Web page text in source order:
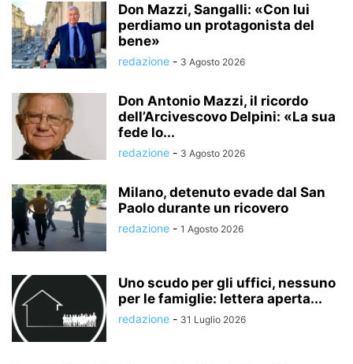
Don Mazzi, Sangalli: «Con lui
perdiamo un protagonista del
bene»
redazione - 3 Agosto 2026
Don Antonio Mazzi, il ricordo
dell’Arcivescovo Delpini: «La sua
fede lo...
redazione - 3 Agosto 2026
Milano, detenuto evade dal San
Paolo durante un ricovero
redazione - 1 Agosto 2026
Uno scudo per gli uffici, nessuno
per le famiglie: lettera aperta...
redazione - 31 Luglio 2026